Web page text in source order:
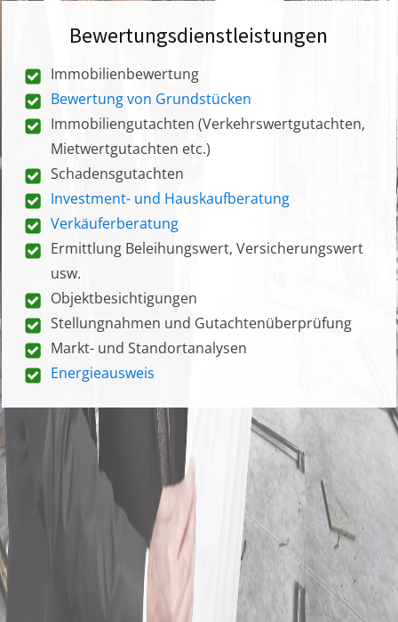
Bewertungsdienstleistungen
Immobilienbewertung
Bewertung von Grundstücken
Immobiliengutachten (Verkehrswertgutachten,
Mietwertgutachten etc.)
Schadensgutachten
Investment- und Hauskaufberatung
Verkäuferberatung
Ermittlung Beleihungswert, Versicherungswert
usw.
Objektbesichtigungen
Stellungnahmen und Gutachtenüberprüfung
Markt- und Standortanalysen
Energieausweis